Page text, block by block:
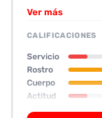
envío de las
visto y, tras
entregar el
cliente
tiene cicatrices
1,52 m, la califica
rostro, aunque
Ver más
CALIFICACIONES
Servicio
Rostro
Cuerpo
Actitud